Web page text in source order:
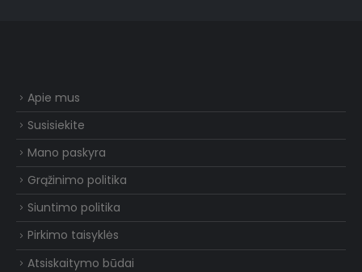
Apie mus
Susisiekite
Mano paskyra
Grąžinimo politika
Siuntimo politika
Pirkimo taisyklės
Atsiskaitymo būdai